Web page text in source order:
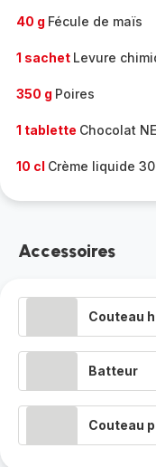
40 g Fécule de maïs
1 sachet Levure
350 g Poires
1 tablette Chocolat
10 cl Crème liquide
Accessoires
Couteau
Batteur
Couteau